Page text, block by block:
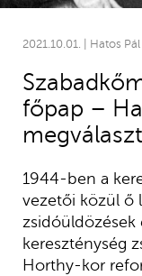
2021.10.01. | Hatos Pál |
főpap –
1944-ben a
vezetői közül ő
zsidóüldözések
kereszténység
Horthy-kor